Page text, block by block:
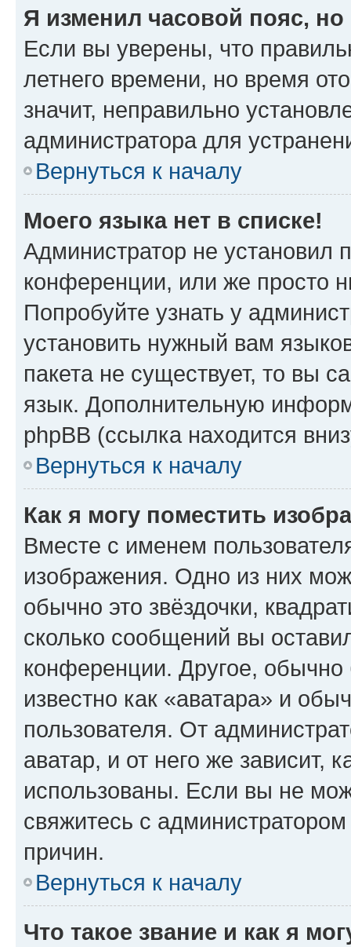
Я изменил часовой пояс,
Если вы уверены, что
летнего времени, но время
значит, неправильно
администратора для
Вернуться к началу
Моего языка нет в списке!
Администратор не установил
конференции, или же просто
Попробуйте узнать у
установить нужный вам
пакета не существует, то вы
язык. Дополнительную
phpBB (ссылка находится
Вернуться к началу
Как я могу поместить
Вместе с именем
изображения. Одно из них
обычно это звёздочки,
сколько сообщений вы
конференции. Другое,
известно как «аватара» и
пользователя. От
аватар, и от него же зависит,
использованы. Если вы не
свяжитесь с
причин.
Вернуться к началу
Что такое звание и как я